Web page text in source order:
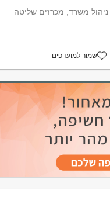
ניהול משרד, מכרזים שליטה
שמור למועדפים